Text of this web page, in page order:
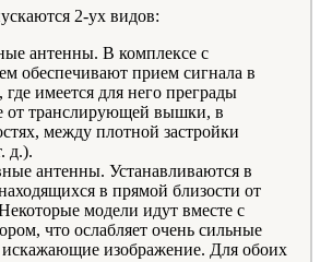
2-ух видов:
антенны. В комплексе с
обеспечивают прием сигнала в
где имеется для него преграды
от транслирующей вышки, в
между плотной застройки
д.).
антенны. Устанавливаются в
в прямой близости от
модели идут вместе с
что ослабляет очень сильные
изображение. Для обоих